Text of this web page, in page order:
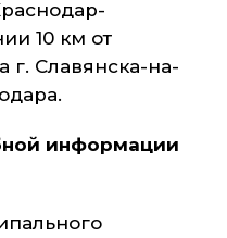
10 км от
г. Славянска-на-
информации